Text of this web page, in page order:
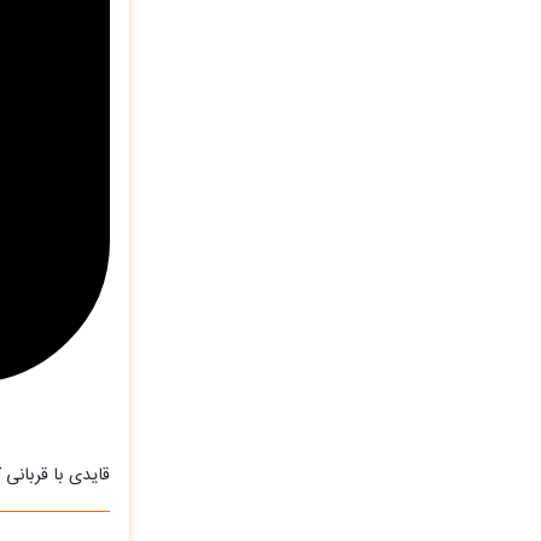
قایدی با